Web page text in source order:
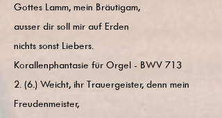
Gottes Lamm, mein Bräutigam,
ausser dir soll mir auf Erden
nichts sonst Liebers.
Korallenphantasie für Orgel - BWV 713
2. (6.) Weicht, ihr Trauergeister, denn mein
Freudenmeister,